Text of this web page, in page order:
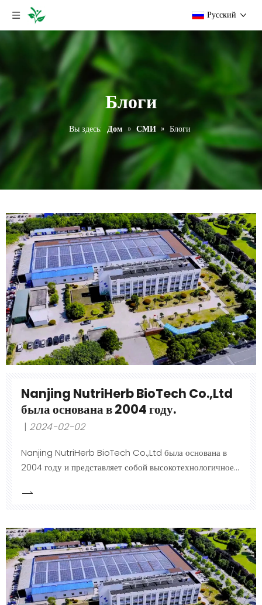
Pусский
Блоги
Вы здесь: Дом » СМИ » Блоги
Nanjing NutriHerb BioTech Co.,Ltd
была основана в 2004 году.
2024-02-02
Nanjing NutriHerb BioTech Co.,Ltd была основана в
2004 году и представляет собой высокотехнологичное
натуральных растительных активных ингредиентов и
Основатель, доктор Чжун, окончил Нанкинский
университет китайской медицины и имеет солидное
академическое образование.